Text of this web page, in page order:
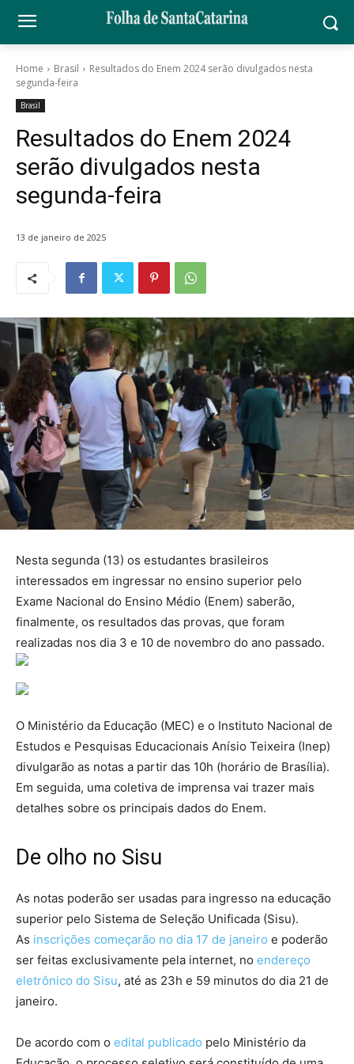
Home Brasil
Resultados do Enem 2024 serão divulgados nesta
segunda-feira
Brasil
Resultados do Enem 2024
serão divulgados nesta
segunda-feira
13 de janeiro de 2025
Nesta segunda (13) os estudantes brasileiros
interessados em ingressar no ensino superior pelo
Exame Nacional do Ensino Médio (Enem) saberão,
finalmente, os resultados das provas, que foram
realizadas nos dia 3 e 10 de novembro do ano passado.
O Ministério da Educação (MEC) e o Instituto Nacional de
Estudos e Pesquisas Educacionais Anísio Teixeira (Inep)
divulgarão as notas a partir das 10h (horário de Brasília).
Em seguida, uma coletiva de imprensa vai trazer mais
detalhes sobre os principais dados do Enem.
De olho no Sisu
As notas poderão ser usadas para ingresso na educação
superior pelo Sistema de Seleção Unificada (Sisu).
As inscrições começarão no dia 17 de janeiro e poderão
ser feitas exclusivamente pela internet, no endereço
eletrônico do Sisu, até as 23h e 59 minutos do dia 21 de
janeiro.
De acordo com o edital publicado pelo Ministério da